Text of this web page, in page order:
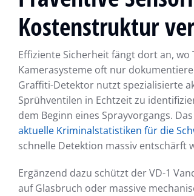
Kostenstruktur
Effiziente Sicherheit fängt dort an,
Kamerasysteme oft nur
Graffiti-Detektor nutzt spezialisierte
Sprühventilen in Echtzeit zu
dem Beginn eines Sprayvorgangs.
aktuelle Kriminalstatistiken für die
schnelle Detektion massiv entschärft
Ergänzend dazu schützt der VD-1
auf Glasbruch oder massive